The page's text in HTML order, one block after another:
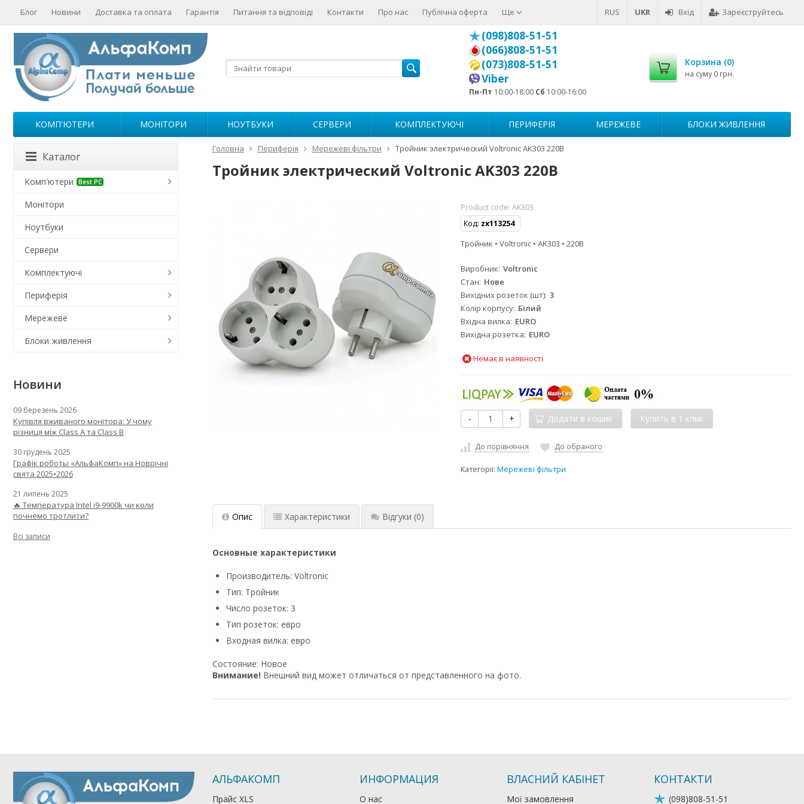
RUS UKR Вхід Зареєструйтесь
Блог Новини Доставка та оплата Гарантія Питання та відповіді Контакти Про нас Публічна оферта Ще
(098)808-51-51
(066)808-51-51
(073)808-51-51
Viber
Пн-Пт 10:00-18:00 Сб 10:00-16:00
Корзина (0)
на суму 0 грн.
КОМП'ЮТЕРИ МОНІТОРИ НОУТБУКИ СЕРВЕРИ КОМПЛЕКТУЮЧІ ПЕРИФЕРІЯ МЕРЕЖЕВЕ БЛОКИ ЖИВЛЕННЯ
Головна Периферія Мережеві фільтри Тройник электрический Voltronic AK303 220В
Тройник электрический Voltronic AK303 220В
Product code:AK303
Код: zx113254
Тройник • Voltronic • AK303 • 220В
Виробник Voltronic
Стан Нове
Вихідних розеток (шт) 3
Колір корпусу Білий
Вхідна вилка EURO
Вихідна розетка EURO
Немає в наявності
- + Додати в кошик
До порівняння До обраного
Категорії:Мережеві фільтри
Опис Характеристики Відгуки (0)
Основные характеристики
Производитель: Voltronic
Тип: Тройник
Число розеток: 3
Тип розеток: евро
Входная вилка: евро
Cocтoяниe: Новое
Bнимaниe! Bнeшний вид мoжeт oтличaтьcя oт пpeдcтaвлeннoгo нa фoтo.
Каталог
Комп'ютери Best PC
Монітори
Ноутбуки
Сервери
Комплектуючі
Периферія
Мережеве
Блоки живлення
Новини
09 березень 2026
Купівля вживаного монітора: У чому
різниця між Class A та Class B
30 грудень 2025
Графік роботы «АльфаКомп» на Новрічні
свята 2025•2026
21 липень 2025
🔥 Температура Intel i9-9900k чи коли
почнемо тротлити?
Всі записи
АЛЬФАКОМП
Прайс XLS
ИНФОРМАЦИЯ
О нас
ВЛАСНИЙ КАБІНЕТ
Мої замовлення
КОНТАКТИ
(098)808-51-51